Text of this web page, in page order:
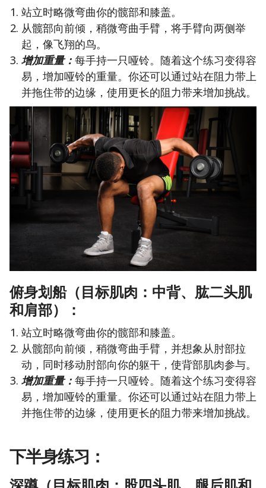
站立时略微弯曲你的髋部和膝盖。
从髋部向前倾，稍微弯曲手臂，将手臂向两侧举
起，像飞翔的鸟。
增加重量： 每手持一只哑铃。随着这个练习变得容
易，增加哑铃的重量。你还可以通过站在阻力带上
并拖住带的边缘，使用更长的阻力带来增加挑战。
俯身划船（目标肌肉：中背、肱二头肌
和肩部）：
站立时略微弯曲你的髋部和膝盖。
从髋部向前倾，稍微弯曲手臂，并想象从肘部拉
动，同时移动肘部向你的躯干，使背部肌肉参与。
增加重量： 每手持一只哑铃。随着这个练习变得容
易，增加哑铃的重量。你还可以通过站在阻力带上
并拖住带的边缘，使用更长的阻力带来增加挑战。
下半身练习：